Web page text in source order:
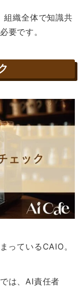
組織全体で知識共
要です。
っているCAIO。
は、AI責任者